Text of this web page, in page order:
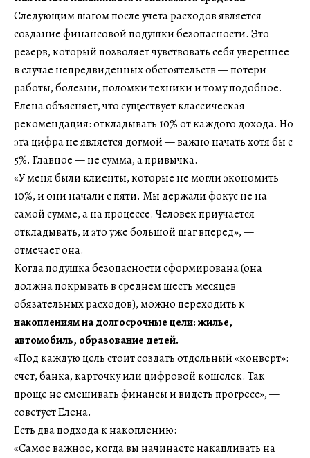
Следующим шагом после учета расходов является
создание финансовой подушки безопасности. Это
резерв, который позволяет чувствовать себя увереннее
в случае непредвиденных обстоятельств — потери
работы, болезни, поломки техники и тому подобное.
Елена объясняет, что существует классическая
рекомендация: откладывать 10% от каждого дохода. Но
эта цифра не является догмой — важно начать хотя бы с
5%. Главное — не сумма, а привычка.
«У меня были клиенты, которые не могли экономить
10%, и они начали с пяти. Мы держали фокус не на
самой сумме, а на процессе. Человек приучается
откладывать, и это уже большой шаг вперед», —
отмечает она.
Когда подушка безопасности сформирована (она
должна покрывать в среднем шесть месяцев
обязательных расходов), можно переходить к
накоплениям на долгосрочные цели: жилье,
автомобиль, образование детей.
«Под каждую цель стоит создать отдельный «конверт»:
счет, банка, карточку или цифровой кошелек. Так
проще не смешивать финансы и видеть прогресс», —
советует Елена.
Есть два подхода к накоплению:
«Самое важное, когда вы начинаете накапливать на